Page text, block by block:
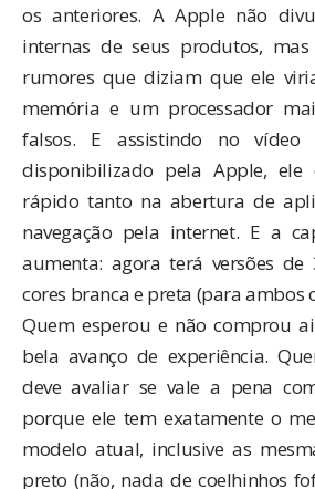
os anteriores. A Apple não
internas de seus produtos, mas
rumores que diziam que ele
memória e um processador
falsos. E assistindo no vídeo
disponibilizado pela Apple, ele
rápido tanto na abertura de
navegação pela internet. E a
aumenta: agora terá versões de
cores branca e preta (para ambos
Quem esperou e não comprou
bela avanço de experiência.
deve avaliar se vale a pena
porque ele tem exatamente o
modelo atual, inclusive as
preto (não, nada de coelhinhos